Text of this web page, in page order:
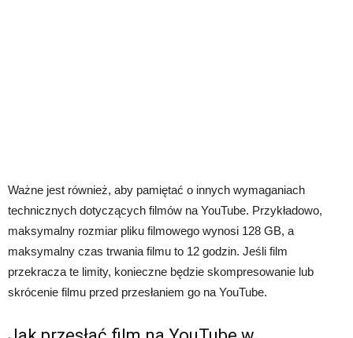
Ważne jest również, aby pamiętać o innych wymaganiach
technicznych dotyczących filmów na YouTube. Przykładowo,
maksymalny rozmiar pliku filmowego wynosi 128 GB, a
maksymalny czas trwania filmu to 12 godzin. Jeśli film
przekracza te limity, konieczne będzie skompresowanie lub
skrócenie filmu przed przesłaniem go na YouTube.